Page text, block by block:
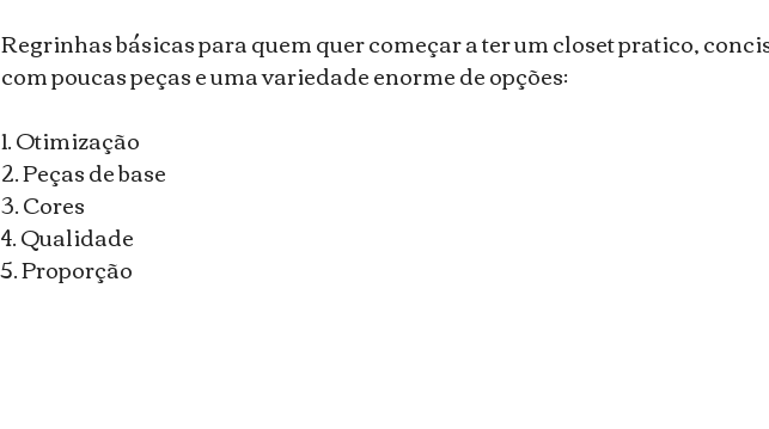
Regrinhas básicas para quem quer começar a ter um closet pratico,
com poucas peças e uma variedade enorme de opções:
1. Otimização
2. Peças de base
3. Cores
4. Qualidade
5. Proporção